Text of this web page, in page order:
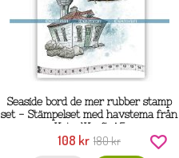
Seaside bord de mer rubber stamp
set - Stämpelset med havstema från
KatzelKraft A5
108 kr 180 kr